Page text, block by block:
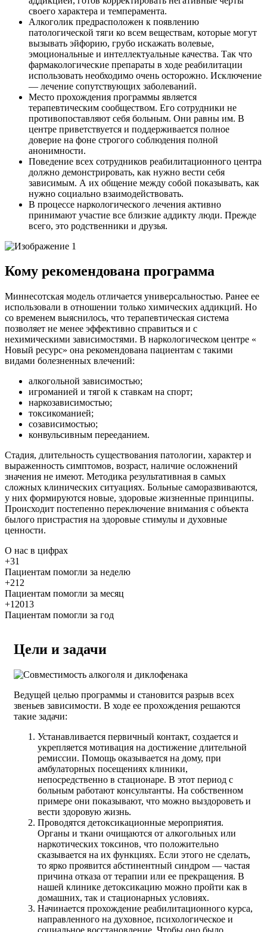
своего характера и темперамента.
Алкоголик предрасположен к появлению
патологической тяги ко всем веществам, которые могут
вызывать эйфорию, грубо искажать волевые,
эмоциональные и интеллектуальные качества. Так что
фармакологические препараты в ходе реабилитации
использовать необходимо очень осторожно. Исключение
— лечение сопутствующих заболеваний.
Место прохождения программы является
терапевтическим сообществом. Его сотрудники не
противопоставляют себя больным. Они равны им. В
центре приветствуется и поддерживается полное
доверие на фоне строгого соблюдения полной
анонимности.
Поведение всех сотрудников реабилитационного центра
должно демонстрировать, как нужно вести себя
зависимым. А их общение между собой показывать, как
нужно социально взаимодействовать.
В процессе наркологического лечения активно
принимают участие все близкие аддикту люди. Прежде
всего, это родственники и друзья.
Кому рекомендована программа
Миннесотская модель отличается универсальностью. Ранее ее
использовали в отношении только химических аддикций. Но
со временем выяснилось, что терапевтическая система
позволяет не менее эффективно справиться и с
нехимическими зависимостями. В наркологическом центре «
Новый ресурс» она рекомендована пациентам с такими
видами болезненных влечений:
алкогольной зависимостью;
игроманией и тягой к ставкам на спорт;
наркозависимостью;
токсикоманией;
созависимостью;
конвульсивным перееданием.
Стадия, длительность существования патологии, характер и
выраженность симптомов, возраст, наличие осложнений
значения не имеют. Методика результативная в самых
сложных клинических ситуациях. Больные саморазвиваются,
у них формируются новые, здоровые жизненные принципы.
Происходит постепенно переключение внимания с объекта
былого пристрастия на здоровые стимулы и духовные
ценности.
О нас в цифрах
+31
Пациентам помогли за неделю
+212
Пациентам помогли за месяц
+12013
Пациентам помогли за год
Цели и задачи
Ведущей целью программы и становится разрыв всех
звеньев зависимости. В ходе ее прохождения решаются
такие задачи:
Устанавливается первичный контакт, создается и
укрепляется мотивация на достижение длительной
ремиссии. Помощь оказывается на дому, при
амбулаторных посещениях клиники,
непосредственно в стационаре. В этот период с
больным работают консультанты. На собственном
примере они показывают, что можно выздороветь и
вести здоровую жизнь.
Проводятся детоксикационные мероприятия.
Органы и ткани очищаются от алкогольных или
наркотических токсинов, что положительно
сказывается на их функциях. Если этого не сделать,
то ярко проявится абстинентный синдром — частая
причина отказа от терапии или ее прекращения. В
нашей клинике детоксикацию можно пройти как в
домашних, так и стационарных условиях.
Начинается прохождение реабилитационного курса,
направленного на духовное, психологическое и